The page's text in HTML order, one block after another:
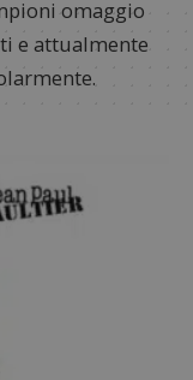
omaggio
e attualmente